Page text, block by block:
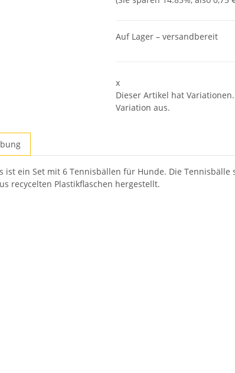
Auf Lager – versandbereit
x
Dieser Artikel hat
Variation aus.
ist ein Set mit 6 Tennisbällen für Hunde. Die
recycelten Plastikflaschen hergestellt.